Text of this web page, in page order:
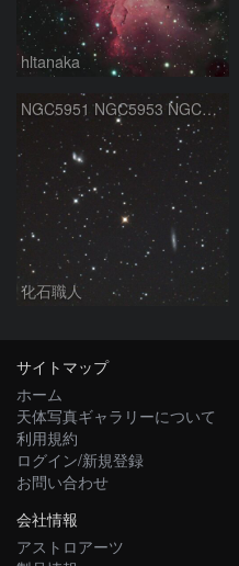
hltanaka
NGC5951 NGC5953 NGC5954 へび座
化石職人
サイトマップ
ホーム
天体写真ギャラリーについて
利用規約
ログイン/新規登録
お問い合わせ
会社情報
アストロアーツ